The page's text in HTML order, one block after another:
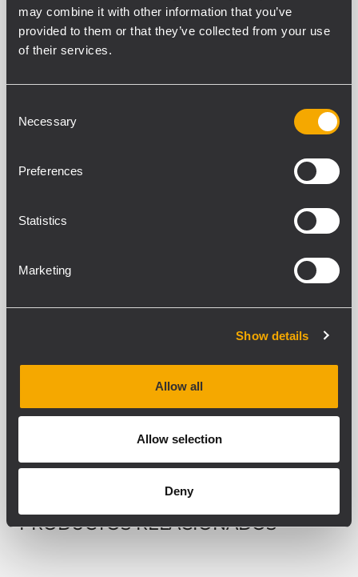
may combine it with other information that you’ve
provided to them or that they’ve collected from your use
of their services.
Selection
Necessary
Preferences
Statistics
Marketing
Show details
Allow all
Allow selection
Deny
AC XLR 3M3F
XLR CONNECTORS
PRODUCTOS RELACIONADOS